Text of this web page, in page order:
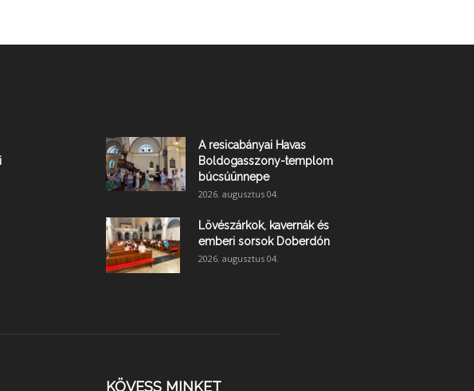
A resicabányai Havas
Boldogasszony-templom
búcsúünnepe
2026. augusztus 04.
Lövészárkok, kavernák és
emberi sorsok Doberdón
2026. augusztus 04.
KÖVESS MINKET